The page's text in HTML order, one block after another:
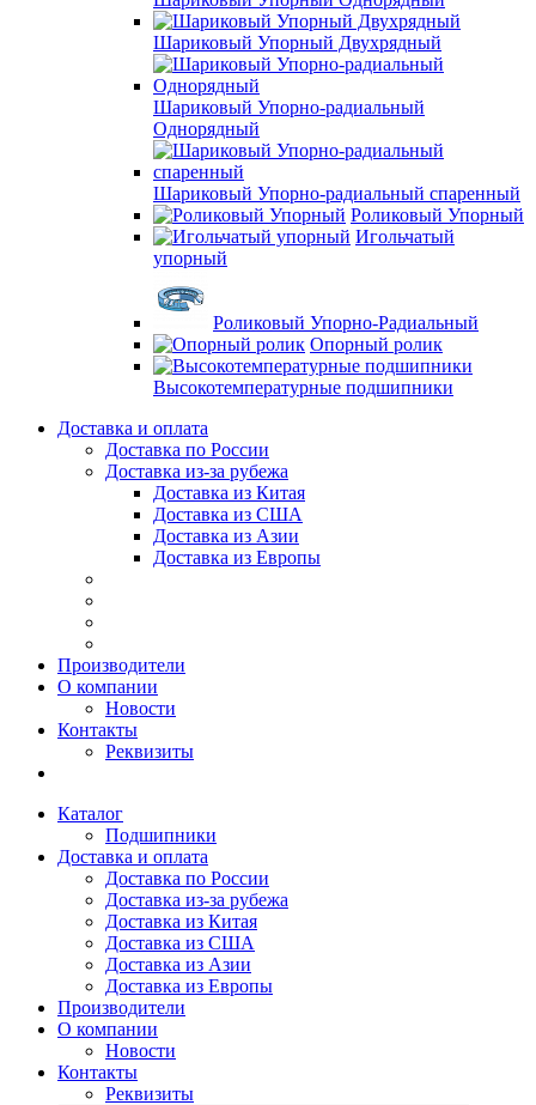
Шариковый Упорный Двухрядный
Шариковый Упорно-радиальный
Однорядный
Шариковый Упорно-радиальный спаренный
Роликовый Упорный
Игольчатый
упорный
Роликовый Упорно-Радиальный
Опорный ролик
Высокотемпературные подшипники
Доставка и оплата
Доставка по России
Доставка из-за рубежа
Доставка из Китая
Доставка из США
Доставка из Азии
Доставка из Европы
Производители
О компании
Новости
Контакты
Реквизиты
Каталог
Подшипники
Доставка и оплата
Доставка по России
Доставка из-за рубежа
Доставка из Китая
Доставка из США
Доставка из Азии
Доставка из Европы
Производители
О компании
Новости
Контакты
Реквизиты